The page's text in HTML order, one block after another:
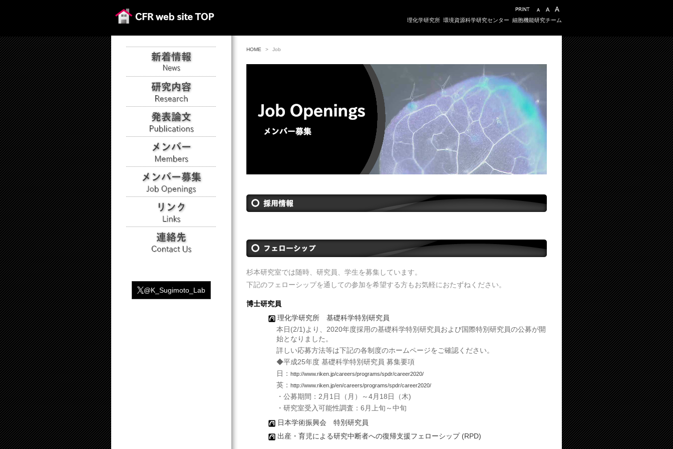
理化学研究所 環境資源科学研究センター 細胞機能研究チーム
HOME > Job
杉本研究室では随時、研究員、学生を募集しています。
下記のフェローシップを通しての参加を希望する方もお気軽におたずねください。
博士研究員
理化学研究所 基礎科学特別研究員
本日(2/1)より、2020年度採用の基礎科学特別研究員および国際特別研究員の公募が開
始となりました。
詳しい応募方法等は下記の各制度のホームページをご確認ください。
◆平成25年度 基礎科学特別研究員 募集要項
日： http://www.riken.jp/careers/programs/spdr/career2020/
英： http://www.riken.jp/en/careers/programs/spdr/career2020/
・公募期間：2月1日（月）～4月18日（木)
・研究室受入可能性調査：6月上旬～中旬
日本学術振興会 特別研究員
出産・育児による研究中断者への復帰支援フェローシップ (RPD)
@K_Sugimoto_Lab